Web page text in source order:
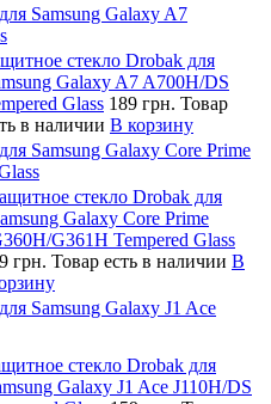
Samsung Galaxy A7
стекло Drobak для
Galaxy A7 A700H/DS
Glass 189 грн. Товар
в наличии В корзину
Samsung Galaxy Core Prime
стекло Drobak для
Galaxy Core Prime
G361H Tempered Glass
грн. Товар есть в наличии В
Samsung Galaxy J1 Ace
стекло Drobak для
Galaxy J1 Ace J110H/DS